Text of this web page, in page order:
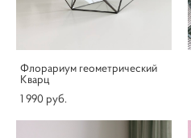
Флорариум геометрический
Кварц
1 990 pуб.